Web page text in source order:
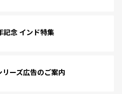
記念 インド特集
リーズ広告のご案内